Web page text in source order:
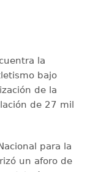
la
bajo
de la
de 27 mil
para la
un aforo de